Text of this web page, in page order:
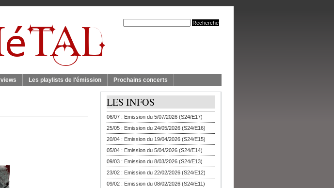
Les playlists de l'émission Prochains concerts
LES INFOS
06/07 : Emission du 5/07/2026 (S24/E17)
25/05 : Emission du 24/05/2026 (S24/E16)
20/04 : Emission du 19/04/2026 (S24/E15)
05/04 : Emission du 5/04/2026 (S24/E14)
09/03 : Emission du 8/03/2026 (S24/E13)
23/02 : Emission du 22/02/2026 (S24/E12)
09/02 : Emission du 08/02/2026 (S24/E11)